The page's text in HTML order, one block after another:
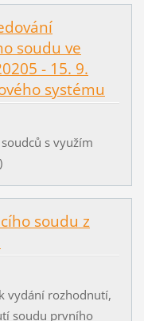
soudu ve
- 15. 9.
systému
s využím
soudu z
vydání rozhodnutí,
soudu prvního